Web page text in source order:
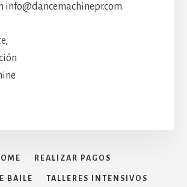
info@dancemachinepr.com.
REALIZAR PAGOS
BAILE TALLERES INTENSIVOS